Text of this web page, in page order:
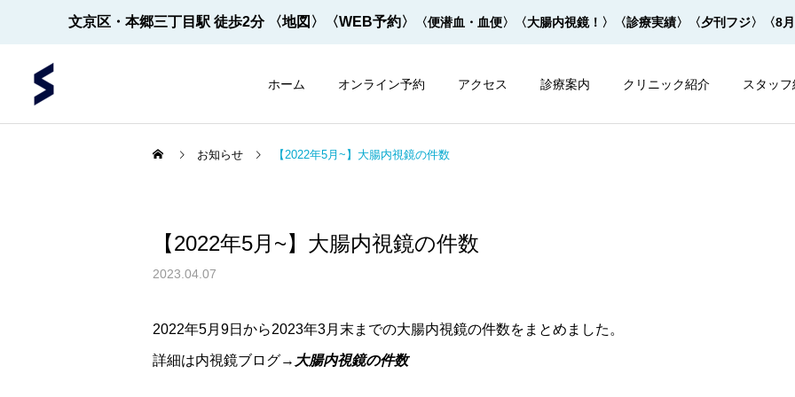
文京区・本郷三丁目駅 徒歩2分 〈地図〉 〈WEB予約〉 〈便潜血・血便〉 〈大腸内視鏡！〉 〈診療実績〉 〈夕刊フジ〉 〈8
ホーム オンライン予約 アクセス 診療案内 クリニック紹介 スタッ
鏡の件数 ※2026年8月1
日更新
飲めます！
お知らせ 【2022年5月~】大腸内視鏡の件数
【2022年5月~】大腸内視鏡の件数
2023.04.07
2022年5月9日から2023年3月末までの大腸内視鏡の件数をまとめました。
詳細は内視鏡ブログ→ 大腸内視鏡の件数